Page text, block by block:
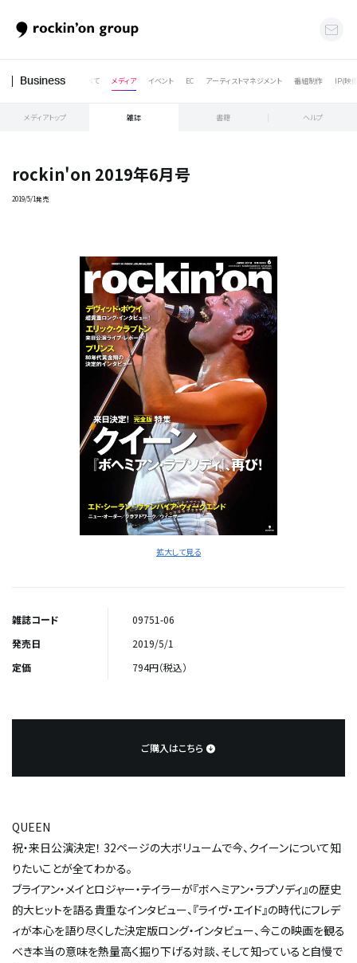
Business すべて メディア イベント EC アーティストマネジメント 番組制作 IP(映
メディアトップ 雑誌 書籍 ヘルプ
rockin'on 2019年6月号
2019/5/1発売
拡大して見る
雑誌コード
09751-06
発売日
2019/5/1
定価
794円（税込）
ご購入はこちら
QUEEN
祝・来日公演決定！ 32ページの大ボリュームで今、クイーンについて知
りたいことが全てわかる。
ブライアン・メイとロジャー・テイラーが『ボヘミアン・ラプソディ』の歴史
的大ヒットを語る貴重なインタビュー、『ライヴ・エイド』の時代にフレデ
ィが本心を語り尽くした決定版ロング・インタビュー、今この映画を観る
べき本当の意味を熱量高く掘り下げる対談、そして知っていると自慢で